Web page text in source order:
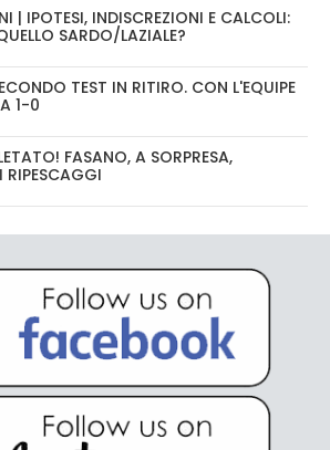
| IPOTESI, INDISCREZIONI E CALCOLI:
SARDO/LAZIALE?
TEST IN RITIRO. CON L'EQUIPE
1-0
FASANO, A SORPRESA,
RIPESCAGGI